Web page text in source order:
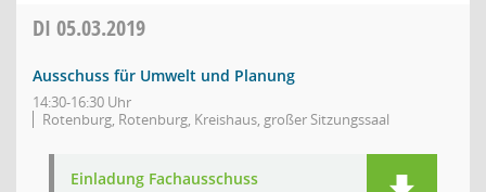
DI 05.03.2019
Ausschuss für Umwelt und Planung
14:30-16:30 Uhr
Rotenburg, Rotenburg, Kreishaus, großer Sitzungssaal
Einladung Fachausschuss